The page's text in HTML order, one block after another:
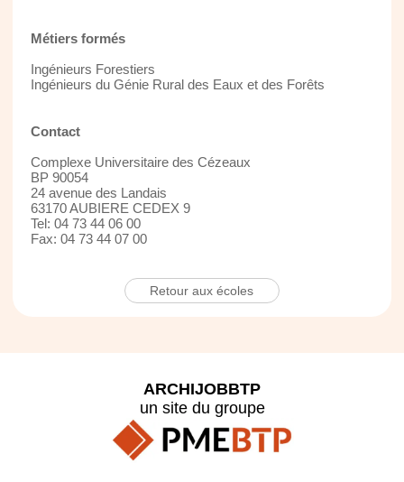
Métiers formés
Ingénieurs Forestiers
Ingénieurs du Génie Rural des Eaux et des Forêts
Contact
Complexe Universitaire des Cézeaux
BP 90054
24 avenue des Landais
63170 AUBIERE CEDEX 9
Tel: 04 73 44 06 00
Fax: 04 73 44 07 00
Retour aux écoles
ARCHIJOBBTP
un site du groupe